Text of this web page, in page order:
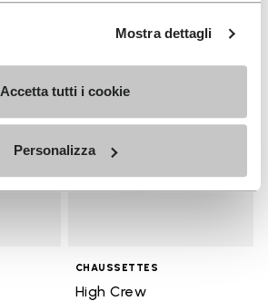
Mostra dettagli
Accetta tutti i cookie
Personalizza
Add to wishlist
Add
CHAUSSETTES
High Crew